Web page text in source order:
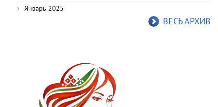
Январь 2025
ВЕСЬ АРХИВ